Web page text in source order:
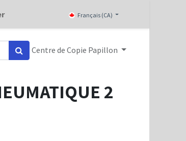
Français (CA)
Centre de Copie Papillon
2